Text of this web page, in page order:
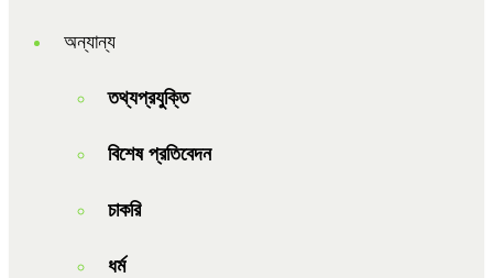
অন্যান্য
তথ্যপ্রযুক্তি
বিশেষ প্রতিবেদন
চাকরি
ধর্ম